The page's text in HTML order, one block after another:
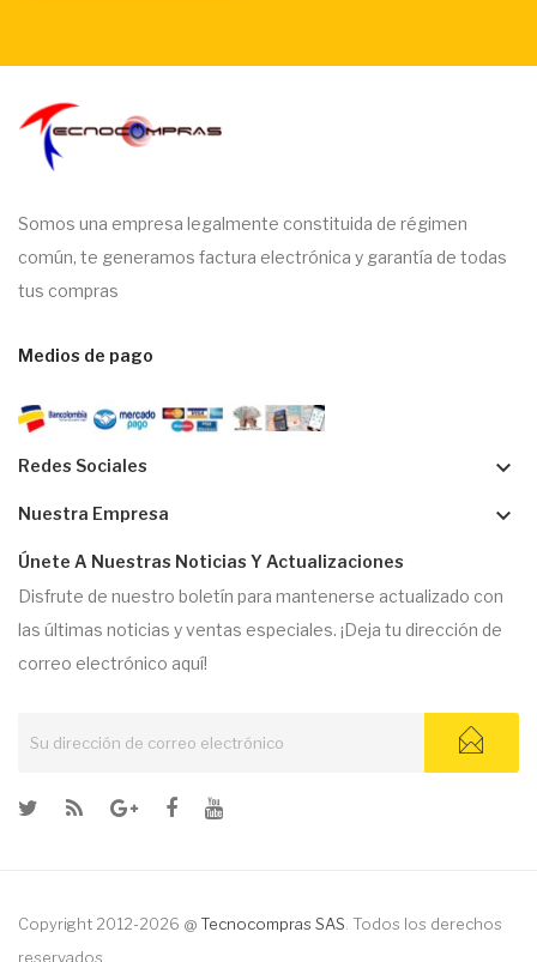
Somos una empresa legalmente constituida de régimen
común, te generamos factura electrónica y garantía de todas
tus compras
Medios de pago
Redes Sociales keyboard_arrow_down
Nuestra Empresa keyboard_arrow_down
Únete A Nuestras Noticias Y Actualizaciones
Disfrute de nuestro boletín para mantenerse actualizado con
las últimas noticias y ventas especiales. ¡Deja tu dirección de
correo electrónico aquí!
Copyright 2012-2026 @ Tecnocompras SAS . Todos los derechos
reservados